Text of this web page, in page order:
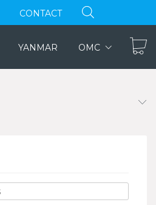
CONTACT
YANMAR OMC